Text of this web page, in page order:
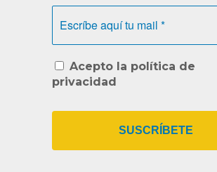
aquí
Acepto la política de
privacidad